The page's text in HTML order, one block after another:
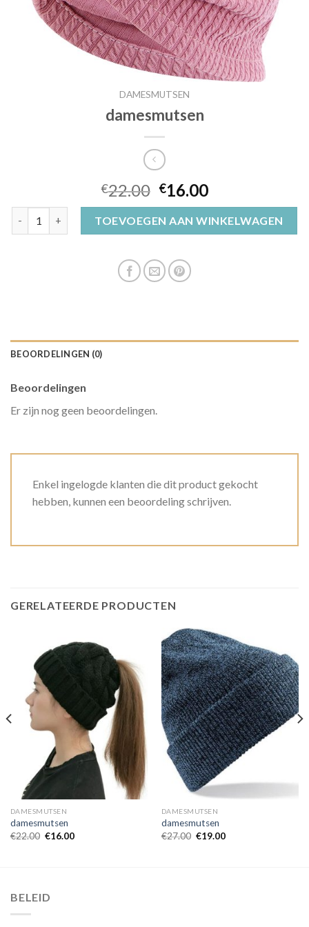
DAMESMUTSEN
damesmutsen
€22.00 €16.00
TOEVOEGEN AAN WINKELWAGEN
BEOORDELINGEN (0)
Beoordelingen
Er zijn nog geen beoordelingen.
Enkel ingelogde klanten die dit product gekocht
hebben, kunnen een beoordeling schrijven.
GERELATEERDE PRODUCTEN
DAMESMUTSEN
damesmutsen
€22.00 €16.00
DAMESMUTSEN
damesmutsen
€27.00 €19.00
BELEID